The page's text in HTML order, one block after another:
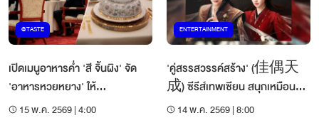
@TASTE
เปิดเมนูอาหารค่ำ 'สี จิ้นผิง' จัด
'อาหารหวยหยาง' ให้
'ประธานาธิบดีทรัมป์'
15 พ.ค. 2569 | 4:00
ENTERTAINMENT
'คู่สรรสวรรค์สร้าง' (佳偶天
成) ซีรีส์เทพเซียน สนุกเหมือนดู
หนังกำลังภายใน
14 พ.ค. 2569 | 8:00